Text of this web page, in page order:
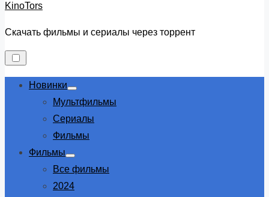
KinoTors
Скачать фильмы и сериалы через торрент
Новинки
Show
sub
Мультфильмы
Сериалы
Фильмы
Фильмы
Show
sub
Все фильмы
2024